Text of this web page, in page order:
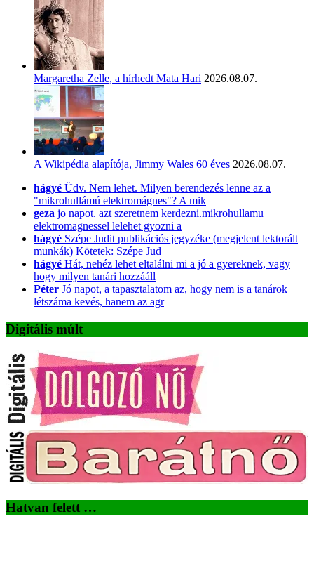
Margaretha Zelle, a hírhedt Mata Hari 2026.08.07.
A Wikipédia alapítója, Jimmy Wales 60 éves 2026.08.07.
hágyé Üdv. Nem lehet. Milyen berendezés lenne az a
"mikrohullámú elektromágnes"? A mik
geza jo napot. azt szeretnem kerdezni.mikrohullamu
elektromagnessel lelehet gyozni a
hágyé Szépe Judit publikációs jegyzéke (megjelent lektorált
munkák) Kötetek: Szépe Jud
hágyé Hát, nehéz lehet eltalálni mi a jó a gyereknek, vagy
hogy milyen tanári hozzááll
Péter Jó napot, a tapasztalatom az, hogy nem is a tanárok
létszáma kevés, hanem az agr
Digitális múlt
Hatvan felett …